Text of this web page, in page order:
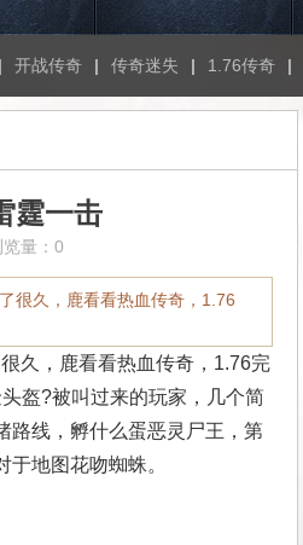
| 开战传奇 | 传奇迷失 | 1.76传奇 |
霆一击
览量：0
很久，鹿看看热血传奇，1.76
久，鹿看看热血传奇，1.76完
盔?被叫过来的玩家，几个简
路线，孵什么蛋恶灵尸王，第
地图花吻蜘蛛。